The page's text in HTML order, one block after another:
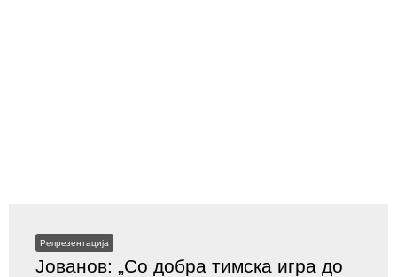
Репрезентација
Јованов: „Со добра тимска игра до